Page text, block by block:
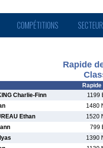
COMPÉTITIONS
Rapide
Rapide
Charlie-Finn
1199
1480
Ethan
1520
799
1390